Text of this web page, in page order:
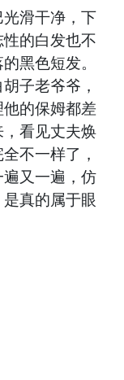
滑干净，下
的白发也不
黑色短发。
子老爷爷，
的保姆都差
看见丈夫焕
不一样了，
又一遍，仿
真的属于眼